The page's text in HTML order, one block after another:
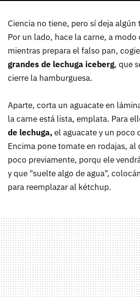
Ciencia no tiene, pero sí deja
Por un lado, hace la carne, a modo
mientras prepara el falso pan,
grandes de lechuga iceberg, que
cierre la hamburguesa.
Aparte, corta un aguacate en
la carne está lista, emplata. Para
de lechuga,el aguacate y un poco
Encima pone tomate en rodajas, al
poco previamente, porqu ele
y que "suelte algo de agua",
para reemplazar al kétchup.